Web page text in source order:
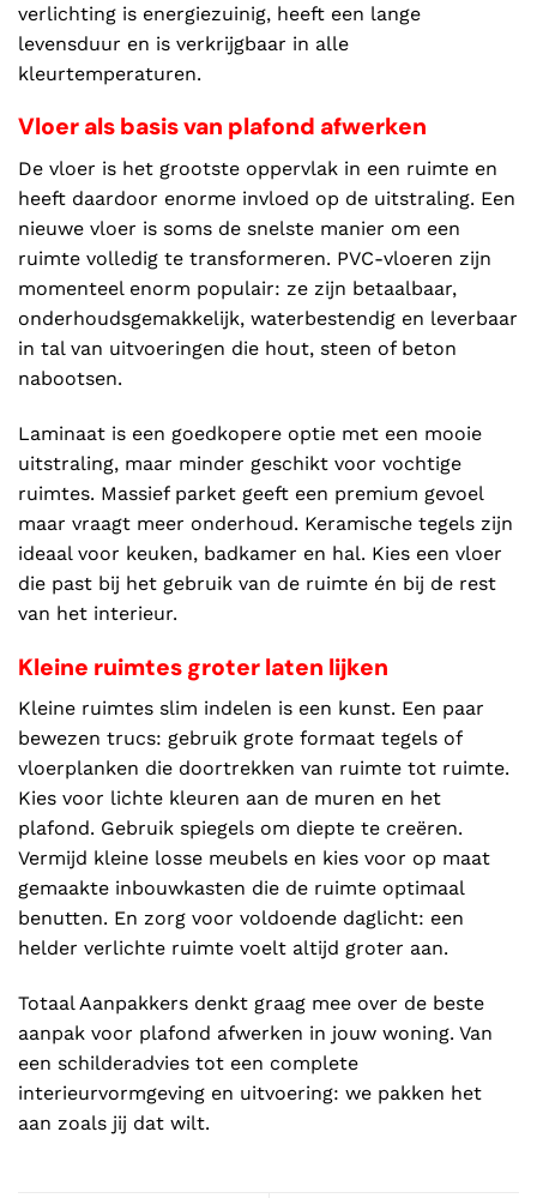
verlichting is energiezuinig, heeft een lange
levensduur en is verkrijgbaar in alle
kleurtemperaturen.
Vloer als basis van plafond afwerken
De vloer is het grootste oppervlak in een ruimte en
heeft daardoor enorme invloed op de uitstraling. Een
nieuwe vloer is soms de snelste manier om een
ruimte volledig te transformeren. PVC-vloeren zijn
momenteel enorm populair: ze zijn betaalbaar,
onderhoudsgemakkelijk, waterbestendig en leverbaar
in tal van uitvoeringen die hout, steen of beton
nabootsen.
Laminaat is een goedkopere optie met een mooie
uitstraling, maar minder geschikt voor vochtige
ruimtes. Massief parket geeft een premium gevoel
maar vraagt meer onderhoud. Keramische tegels zijn
ideaal voor keuken, badkamer en hal. Kies een vloer
die past bij het gebruik van de ruimte én bij de rest
van het interieur.
Kleine ruimtes groter laten lijken
Kleine ruimtes slim indelen is een kunst. Een paar
bewezen trucs: gebruik grote formaat tegels of
vloerplanken die doortrekken van ruimte tot ruimte.
Kies voor lichte kleuren aan de muren en het
plafond. Gebruik spiegels om diepte te creëren.
Vermijd kleine losse meubels en kies voor op maat
gemaakte inbouwkasten die de ruimte optimaal
benutten. En zorg voor voldoende daglicht: een
helder verlichte ruimte voelt altijd groter aan.
Totaal Aanpakkers denkt graag mee over de beste
aanpak voor plafond afwerken in jouw woning. Van
een schilderadvies tot een complete
interieurvormgeving en uitvoering: we pakken het
aan zoals jij dat wilt.